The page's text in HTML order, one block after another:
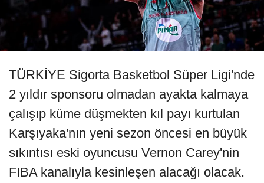
TÜRKİYE Sigorta Basketbol Süper Ligi'nde
2 yıldır sponsoru olmadan ayakta kalmaya
çalışıp küme düşmekten kıl payı kurtulan
Karşıyaka'nın yeni sezon öncesi en büyük
sıkıntısı eski oyuncusu Vernon Carey'nin
FIBA kanalıyla kesinleşen alacağı olacak.